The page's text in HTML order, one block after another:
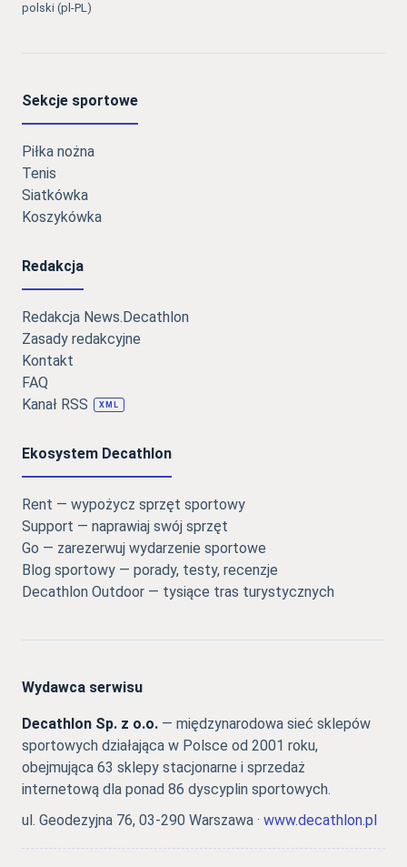
polski (pl-PL)
Sekcje sportowe
Piłka nożna
Tenis
Siatkówka
Koszykówka
Redakcja
Redakcja News.Decathlon
Zasady redakcyjne
Kontakt
FAQ
Kanał RSS
XML
Ekosystem Decathlon
Rent — wypożycz sprzęt sportowy
Support — naprawiaj swój sprzęt
Go — zarezerwuj wydarzenie sportowe
Blog sportowy — porady, testy, recenzje
Decathlon Outdoor — tysiące tras turystycznych
Wydawca serwisu
Decathlon Sp. z o.o. — międzynarodowa sieć sklepów
sportowych działająca w Polsce od 2001 roku,
obejmująca 63 sklepy stacjonarne i sprzedaż
internetową dla ponad 86 dyscyplin sportowych.
ul. Geodezyjna 76, 03-290 Warszawa · www.decathlon.pl